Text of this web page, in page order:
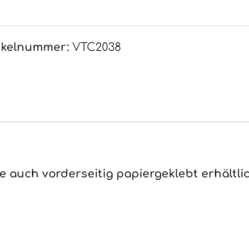
VTC2038
auch vorderseitig papiergeklebt